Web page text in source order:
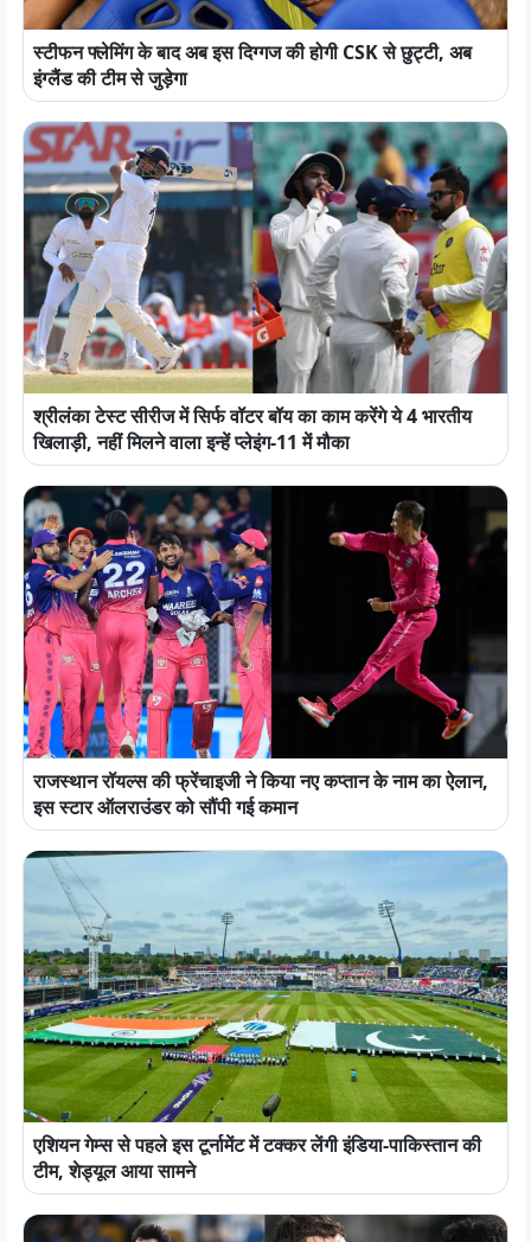
स्टीफन फ्लेमिंग के बाद अब इस दिग्गज की होगी CSK से छुट्टी, अब
इंग्लैंड की टीम से जुड़ेगा
श्रीलंका टेस्ट सीरीज में सिर्फ वॉटर बॉय का काम करेंगे ये 4 भारतीय
खिलाड़ी, नहीं मिलने वाला इन्हें प्लेइंग-11 में मौका
राजस्थान रॉयल्स की फ्रेंचाइजी ने किया नए कप्तान के नाम का ऐलान,
इस स्टार ऑलराउंडर को सौंपी गई कमान
एशियन गेम्स से पहले इस टूर्नामेंट में टक्कर लेंगी इंडिया-पाकिस्तान की
टीम, शेड्यूल आया सामने